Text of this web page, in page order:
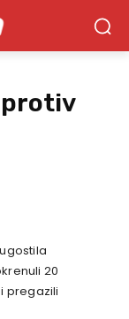
protiv
20
pregazili